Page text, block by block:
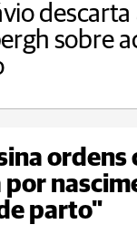
sobre
ordens
parto"